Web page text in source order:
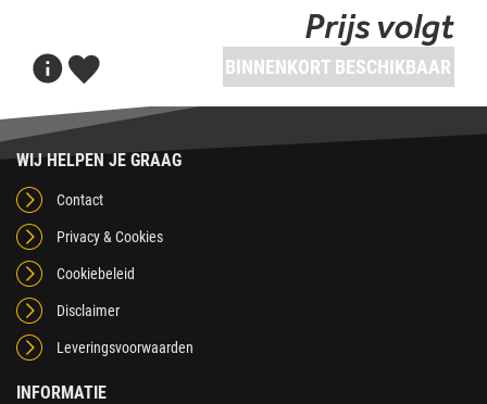
Prijs volgt
BINNENKORT BESCHIKBAAR
WIJ HELPEN JE GRAAG
Contact
Privacy & Cookies
Cookiebeleid
Disclaimer
Leveringsvoorwaarden
INFORMATIE